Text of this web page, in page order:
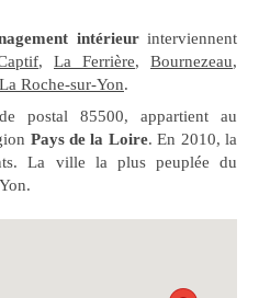
intérieurinterviennent
, La Ferrière, Bournezeau,
La Roche-sur-Yon.
postal 85500, appartient au
Pays de la Loire. En 2010, la
La ville la plus peuplée du